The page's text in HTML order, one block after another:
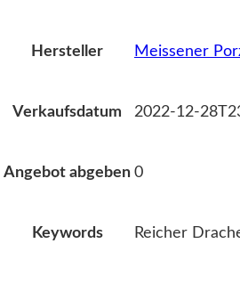
Hersteller Meissener
Verkaufsdatum 2022-12-
Angebot abgeben 0
Keywords Reicher